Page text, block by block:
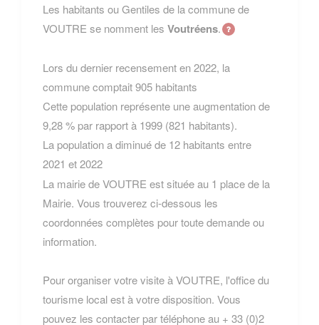
Les habitants ou Gentiles de la commune de
VOUTRE se nomment les Voutréens.
Lors du dernier recensement en 2022, la
commune comptait 905 habitants
Cette population représente une augmentation de
9,28 % par rapport à 1999 (821 habitants).
La population a diminué de 12 habitants entre
2021 et 2022
La mairie de VOUTRE est située au 1 place de la
Mairie. Vous trouverez ci-dessous les
coordonnées complètes pour toute demande ou
information.
Pour organiser votre visite à VOUTRE, l'office du
tourisme local est à votre disposition. Vous
pouvez les contacter par téléphone au + 33 (0)2